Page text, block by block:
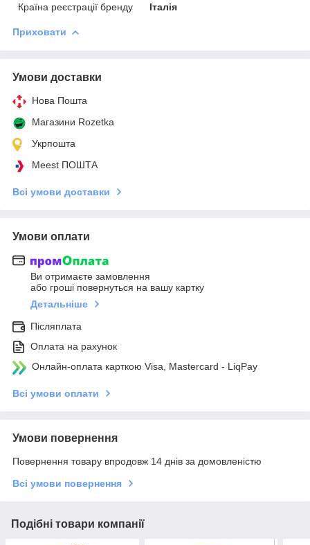
Країна реєстрації бренду
Італія
Приховати
Умови доставки
Нова Пошта
Магазини Rozetka
Укрпошта
Meest ПОШТА
Всі умови доставки
Умови оплати
Ви отримаєте замовлення
або гроші повернуться на вашу картку
Детальніше
Післяплата
Оплата на рахунок
Онлайн-оплата карткою Visa, Mastercard - LiqPay
Всі умови оплати
Умови повернення
Повернення товару впродовж 14 днів за домовленістю
Всі умови повернення
Подібні товари компанії